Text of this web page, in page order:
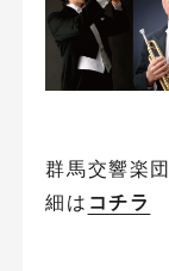
群馬交響楽
細は コチラ